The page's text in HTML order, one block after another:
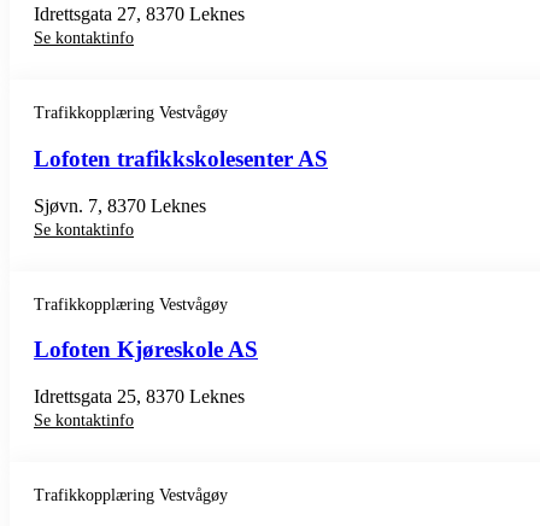
Idrettsgata 27, 8370 Leknes
Se kontaktinfo
Trafikkopplæring Vestvågøy
Lofoten trafikkskolesenter AS
Sjøvn. 7, 8370 Leknes
Se kontaktinfo
Trafikkopplæring Vestvågøy
Lofoten Kjøreskole AS
Idrettsgata 25, 8370 Leknes
Se kontaktinfo
Trafikkopplæring Vestvågøy